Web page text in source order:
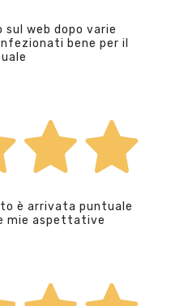
web dopo varie
bene per il
è arrivata puntuale
mie aspettative